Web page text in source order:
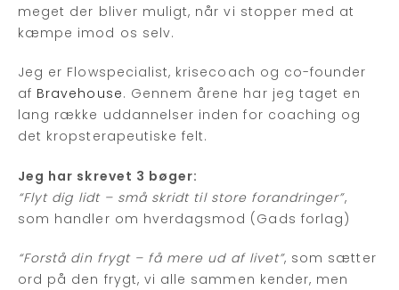
meget der bliver muligt, når vi stopper med at
kæmpe imod os selv.
Jeg er Flowspecialist, krisecoach og co-founder
af Bravehouse. Gennem årene har jeg taget en
lang række uddannelser inden for coaching og
det kropsterapeutiske felt.
Jeg har skrevet 3 bøger:
“Flyt dig lidt – små skridt til store forandringer”,
som handler om hverdagsmod (Gads forlag)
“Forstå din frygt – få mere ud af livet”, som sætter
ord på den frygt, vi alle sammen kender, men